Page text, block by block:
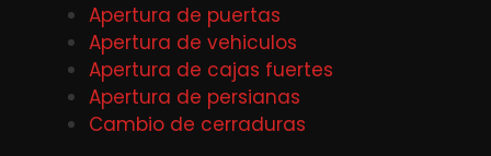
Apertura de puertas
Apertura de vehiculos
Apertura de cajas fuertes
Apertura de persianas
Cambio de cerraduras